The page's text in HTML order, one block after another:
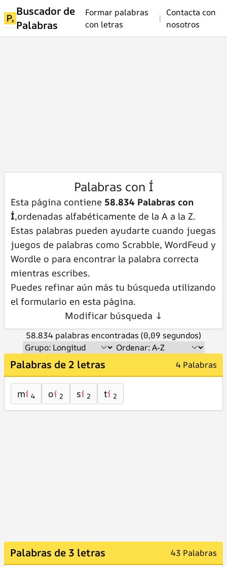
Buscador de
Palabras
Formar palabras
con letras
|
Contacta con
nosotros
Palabras con Í
Esta página contiene 58.834 Palabras con
Í,ordenadas alfabéticamente de la A a la Z.
Estas palabras pueden ayudarte cuando juegas
juegos de palabras como Scrabble, WordFeud y
Wordle o para encontrar la palabra correcta
mientras escribes.
Puedes refinar aún más tu búsqueda utilizando
el formulario en esta página.
Modificar búsqueda ↓
58.834 palabras encontradas (0,09 segundos)
Palabras de 2 letras 4 Palabras
mí 4 oí 2 sí 2 tí 2
Palabras de 3 letras 43 Palabras